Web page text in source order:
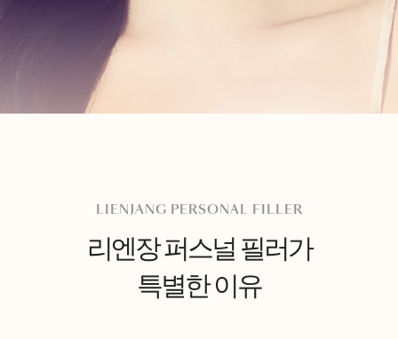
LIENJANG PERSONAL FILLER
리엔장 퍼스널 필러가
특별한 이유